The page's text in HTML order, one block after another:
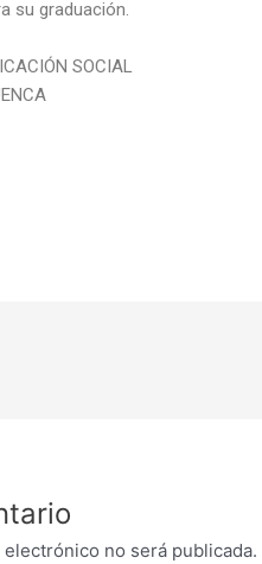
su graduación.
SOCIAL
no será publicada.